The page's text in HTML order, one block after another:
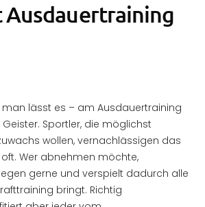
Ausdauertraining
lässt es – am Ausdauertraining
Sportler, die möglichst
wollen, vernachlässigen das
Wer abnehmen möchte,
gerne und verspielt dadurch alle
bringt. Richtig